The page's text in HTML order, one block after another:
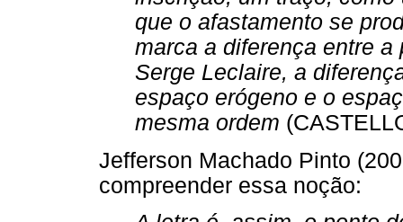
que o afastamento se
marca a diferença entre
Serge Leclaire, a
espaço erógeno e o
mesma ordem
Jefferson Machado Pinto
compreender essa noção: